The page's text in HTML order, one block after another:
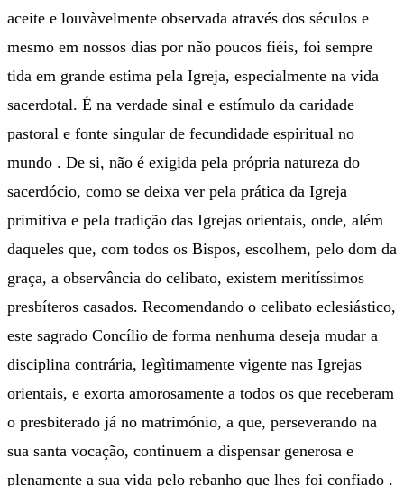
aceite e louvàvelmente observada através dos séculos e
mesmo em nossos dias por não poucos fiéis, foi sempre
tida em grande estima pela Igreja, especialmente na vida
sacerdotal. É na verdade sinal e estímulo da caridade
pastoral e fonte singular de fecundidade espiritual no
mundo . De si, não é exigida pela própria natureza do
sacerdócio, como se deixa ver pela prática da Igreja
primitiva e pela tradição das Igrejas orientais, onde, além
daqueles que, com todos os Bispos, escolhem, pelo dom da
graça, a observância do celibato, existem meritíssimos
presbíteros casados. Recomendando o celibato eclesiástico,
este sagrado Concílio de forma nenhuma deseja mudar a
disciplina contrária, legìtimamente vigente nas Igrejas
orientais, e exorta amorosamente a todos os que receberam
o presbiterado já no matrimónio, a que, perseverando na
sua santa vocação, continuem a dispensar generosa e
plenamente a sua vida pelo rebanho que lhes foi confiado .